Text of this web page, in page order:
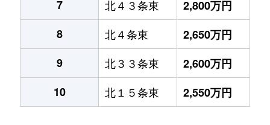
7
北４３条東
2,800万円
8
北４条東
2,650万円
9
北３３条東
2,600万円
10
北１５条東 2,550万円